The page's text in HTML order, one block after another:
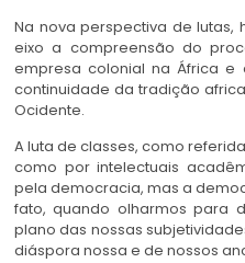
Na nova perspectiva de lutas,
eixo a compreensão do
empresa colonial na África e
continuidade da tradição
Ocidente.
A luta de classes, como
como por intelectuais
pela democracia, mas a
fato, quando olharmos para
plano das nossas
diáspora nossa e de nossos